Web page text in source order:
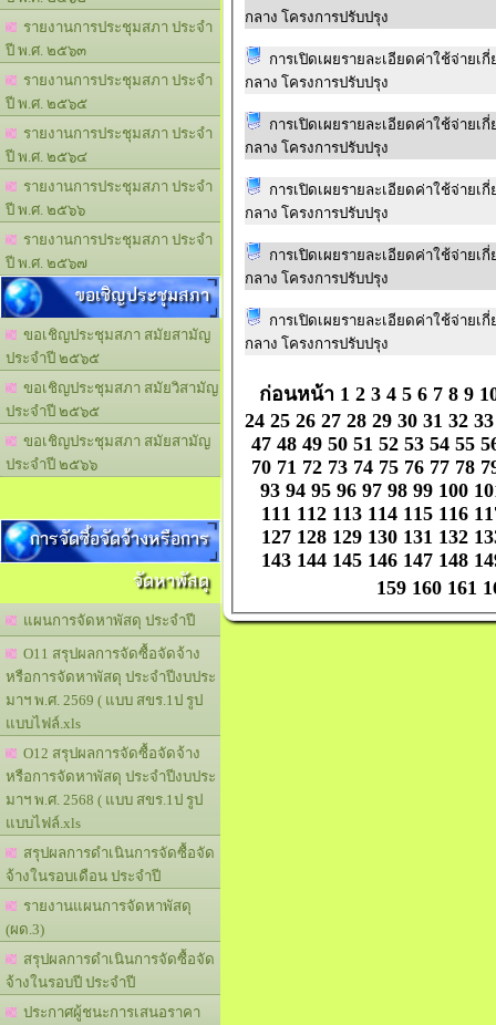
รายงานการประชุมสภา ประจำ
ปี พ.ศ. ๒๕๖๓
รายงานการประชุมสภา ประจำ
ปี พ.ศ. ๒๕๖๕
รายงานการประชุมสภา ประจำ
ปี พ.ศ. ๒๕๖๔
รายงานการประชุมสภา ประจำ
ปี พ.ศ. ๒๕๖๖
รายงานการประชุมสภา ประจำ
ปี พ.ศ. ๒๕๖๗
ขอเชิญประชุมสภา
ขอเชิญประชุมสภา สมัยสามัญ
ประจำปี ๒๕๖๕
ขอเชิญประชุมสภา สมัยวิสามัญ
ประจำปี ๒๕๖๕
ขอเชิญประชุมสภา สมัยสามัญ
ประจำปี ๒๕๖๖
การจัดซื้อจัดจ้างหรือการ
จัดหาพัสดุ
แผนการจัดหาพัสดุ ประจำปี
O11 สรุปผลการจัดซื้อจัดจ้าง
หรือการจัดหาพัสดุ ประจำปีงบประ
มาฯ พ.ศ. 2569 ( แบบ สขร.1ป รูป
แบบไฟล์.xls
O12 สรุปผลการจัดซื้อจัดจ้าง
หรือการจัดหาพัสดุ ประจำปีงบประ
มาฯ พ.ศ. 2568 ( แบบ สขร.1ป รูป
แบบไฟล์.xls
สรุปผลการดำเนินการจัดซื้อจัด
จ้างในรอบเดือน ประจำปี
รายงานแผนการจัดหาพัสดุ
(ผด.3)
สรุปผลการดำเนินการจัดซื้อจัด
จ้างในรอบปี ประจำปี
ประกาศผู้ชนะการเสนอราคา
กลาง โครงการปรับปรุง
การเปิดเผยรายละเอียดค่าใช้จ่าย
กลาง โครงการปรับปรุง
การเปิดเผยรายละเอียดค่าใช้จ่าย
กลาง โครงการปรับปรุง
การเปิดเผยรายละเอียดค่าใช้จ่าย
กลาง โครงการปรับปรุง
การเปิดเผยรายละเอียดค่าใช้จ่าย
กลาง โครงการปรับปรุง
การเปิดเผยรายละเอียดค่าใช้จ่าย
กลาง โครงการปรับปรุง
ก่อนหน้า 1 2 3 4 5 6 7 8 9
24 25 26 27 28 29 30 31 32 33
47 48 49 50 51 52 53 54 55
70 71 72 73 74 75 76 77 78
93 94 95 96 97 98 99 100
111 112 113 114 115 116
127 128 129 130 131 132
143 144 145 146 147 148
159 160 161